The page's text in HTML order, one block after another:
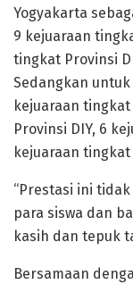
Yogyakarta
9 kejuaraan
tingkat Provinsi
Sedangkan
kejuaraan
Provinsi DIY, 6
kejuaraan
“Prestasi ini
para siswa dan
kasih dan tepuk
Bersamaan